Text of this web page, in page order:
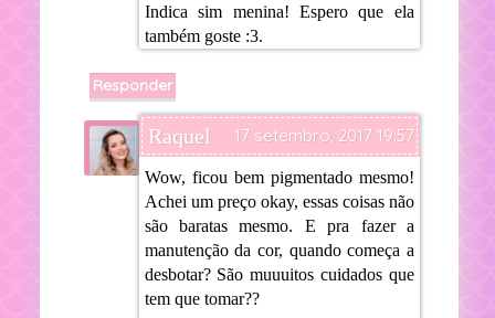
Indica sim menina! Espero que ela
também goste :3.
Responder
Raquel 17 setembro, 2017 19:57
Wow, ficou bem pigmentado mesmo!
Achei um preço okay, essas coisas não
são baratas mesmo. E pra fazer a
manutenção da cor, quando começa a
desbotar? São muuuitos cuidados que
tem que tomar??